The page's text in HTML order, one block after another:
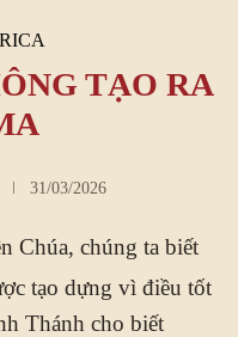
TẠO RA
31/03/2026
Chúa, chúng ta biết
tạo dựng vì điều tốt
Thánh cho biết